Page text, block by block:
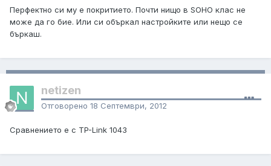
Перфектно си му е покритието. Почти нищо в SOHO клас не
може да го бие. Или си объркал настройките или нещо се
бъркаш.
netizen
Отговорено 18 Септември, 2012
Сравнението е с TP-Link 1043